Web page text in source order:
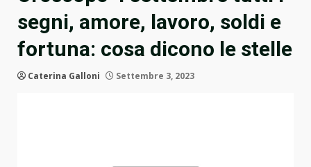
segni, amore, lavoro, soldi e
fortuna: cosa dicono le stelle
Caterina Galloni Settembre 3, 2023